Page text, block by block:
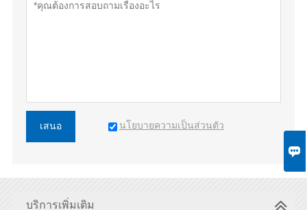

เสนอ นโยบายความเป็นส่วนตัว
บริการเพิ่มเติม